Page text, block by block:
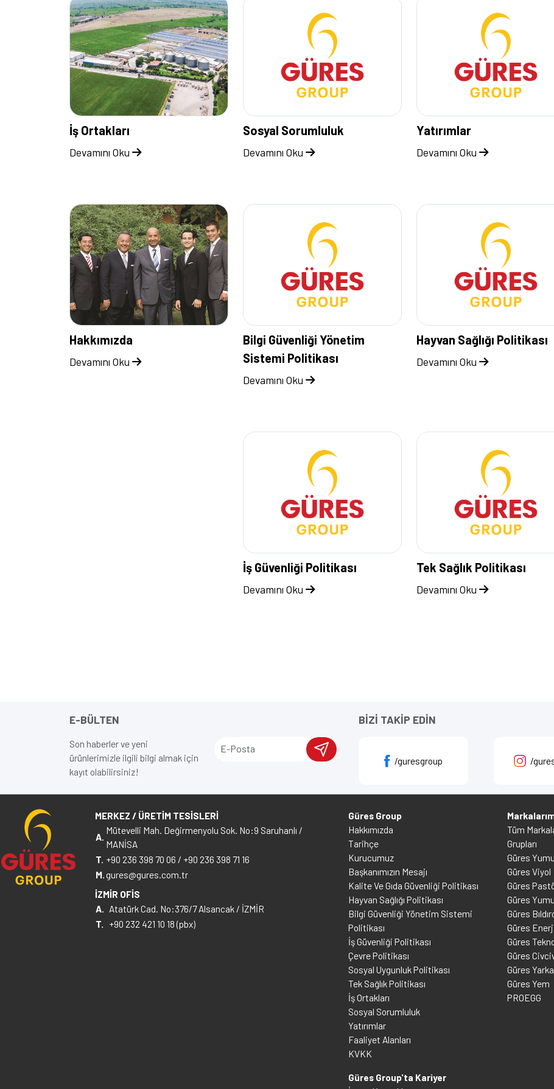
İş Ortakları
Devamını Oku
Sosyal Sorumluluk
Devamını Oku
Yatırımlar
Devamını Oku
Hakkımızda
Devamını Oku
Bilgi Güvenliği Yönetim
Sistemi Politikası
Devamını Oku
Hayvan Sağlığı Politikası
Devamını Oku
İş Güvenliği Politikası
Devamını Oku
Tek Sağlık Politikası
Devamını Oku
E-BÜLTEN
Son haberler ve yeni
ürünlerimizle ilgili bilgi almak için
kayıt olabilirsiniz!
BİZİ TAKİP EDİN
/guresgroup /
MERKEZ / ÜRETİM TESİSLERİ
A.
Mütevelli Mah. Değirmenyolu Sok. No:9 Saruhanlı /
MANİSA
T. +90 236 398 70 06 / +90 236 398 71 16
M.gures@gures.com.tr
İZMİR OFİS
A. Atatürk Cad. No:376/7 Alsancak / İZMİR
T.
+90 232 421 10 18 (pbx)
Güres Group
Hakkımızda
Tarihçe
Kurucumuz
Başkanımızın Mesajı
Kalite Ve Gıda Güvenliği Politikası
Hayvan Sağlığı Politikası
Bilgi Güvenliği Yönetim Sistemi
Politikası
İş Güvenliği Politikası
Çevre Politikası
Sosyal Uygunluk Politikası
Tek Sağlık Politikası
İş Ortakları
Sosyal Sorumluluk
Yatırımlar
Faaliyet Alanları
KVKK
Tüm
Grupları
Güres
Güres Viyol
Güres
Güres
Güres
Güres
Güres
Güres
Güres Yarka
Güres Yem
PROEGG
Güres Group'ta Kariyer